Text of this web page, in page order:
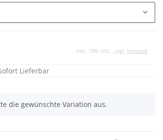
inkl. 19% USt. , zzgl. Versand
Lieferbar
die gewünschte Variation aus.